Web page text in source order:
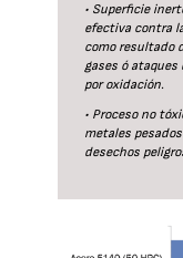
• Superficie
efectiva contra
como resultado
gases ó
por oxidación.
• Proceso no
metales
desechos